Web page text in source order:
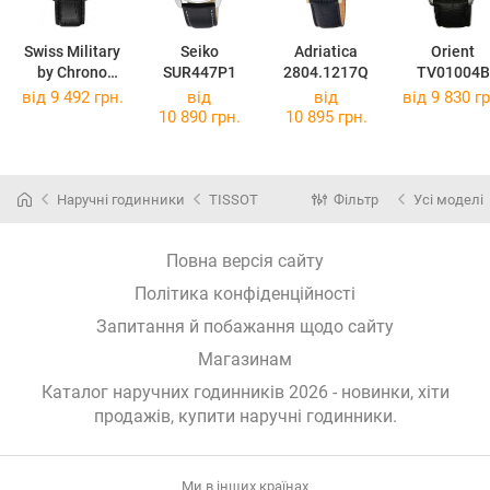
Swiss Military
by Chrono
SM34039.06
Seiko
SUR447P1
Adriatica
2804.1217Q
Orient
TV01004B
від 9 492 грн.
від
10 890 грн.
від
10 895 грн.
від 9 830
Наручні годинники TISSOT Фільтр Усі моделі
Повна версія сайту
Політика конфіденційності
Запитання й побажання щодо сайту
Магазинам
Каталог наручних годинників 2026 - новинки, хіти
продажів, купити наручні годинники.
Ми в інших країнах